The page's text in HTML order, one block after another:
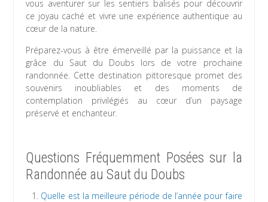
vous aventurer sur les sentiers balisés pour découvrir
ce joyau caché et vivre une expérience authentique au
cœur de la nature.
Préparez-vous à être émerveillé par la puissance et la
grâce du Saut du Doubs lors de votre prochaine
randonnée. Cette destination pittoresque promet des
souvenirs inoubliables et des moments de
contemplation privilégiés au cœur d’un paysage
préservé et enchanteur.
Questions Fréquemment Posées sur la
Randonnée au Saut du Doubs
Quelle est la meilleure période de l’année pour faire